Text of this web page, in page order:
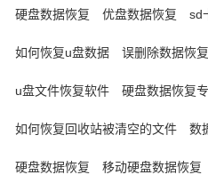
硬盘数据恢复 优盘数据恢复 sd
如何恢复u盘数据 误删除数据恢复
u盘文件恢复软件 硬盘数据恢复
如何恢复回收站被清空的文件 数
硬盘数据恢复 移动硬盘数据恢复